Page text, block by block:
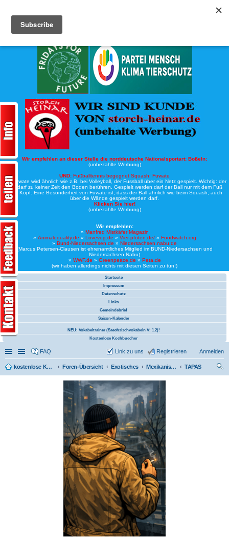
Wir empfehlen an dieser Stelle die norddeutsche Nationalsportart: Boßeln:
(unbezahlte Werbung)
UND: Fußballtennis begegnet Squash: Fuwate
Bei Fuwate wird ähnlich wie z.B. bei Volleyball, der Fussball über ein Netz gespielt. Wichtig: der
Ball darf zu keiner Zeit den Boden berühren. Gespielt werden darf der Ball nur mit dem Fuß
oder Kopf. Eine Besonderheit von Fuwate ist, dass der Ball ähnlich wie beim Squash, auch
über die Wände gespielt werden darf.
Klicken Sie hier!
(unbezahlte Werbung)
Wir empfehlen:
» Manfred Mistkäfer Magazin
» Animalequality.de » Loveveg.de » Vier-pfoten.de/» Foodwatch.org
» Bund-Niedersachsen.de » Niedersachsen.nabu.de
(Marcus Petersen-Clausen ist ehrenamtliches Mitglied im BUND-Niedersachsen und
Niedersachsen Nabu)
» WWF.de » Greenpeace.de » Peta.de
(wir haben allerdings nichts mit diesen Seiten zu tun!)
Startseite
Impressum
Datenschutz
Links
Gemeindebrief
Saison-Kalender
NEU: Vokabeltrainer (Saechsischvokabeln V: 1.2)!
Kostenlose Kochbuecher
Schnellzugriff
Linkliste
FAQ Anmelden
Registrieren
Link zu uns
kostenlose Kochrezepte und kostenlose Kochbücher Foren-Übersicht Exotisches Mexikanische Gerichte (aus der Wedemark)
TAPAS